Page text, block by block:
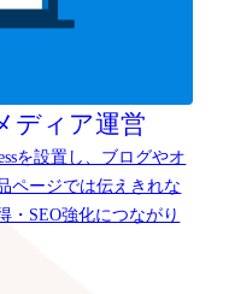
ディア運営
を設置し、ブログやオ
ページでは伝えきれな
・SEO強化につながり